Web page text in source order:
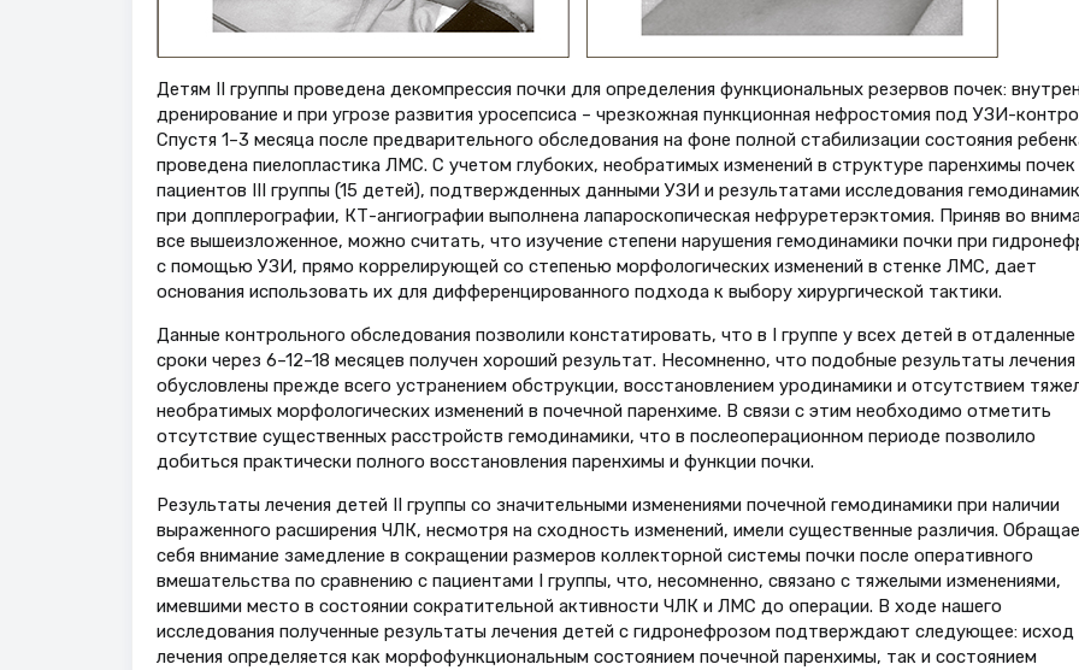
Детям II группы проведена декомпрессия почки для определения функциональных резервов почек:
дренирование и при угрозе развития уросепсиса – чрезкожная пункционная нефростомия под УЗИ-
Спустя 1–3 месяца после предварительного обследования на фоне полной стабилизации состояния
проведена пиелопластика ЛМС. С учетом глубоких, необратимых изменений в структуре паренхимы почек
пациентов III группы (15 детей), подтвержденных данными УЗИ и результатами исследования
при допплерографии, КТ-ангиографии выполнена лапароскопическая нефруретерэктомия. Приняв во
все вышеизложенное, можно считать, что изучение степени нарушения гемодинамики почки при
с помощью УЗИ, прямо коррелирующей со степенью морфологических изменений в стенке ЛМС, дает
основания использовать их для дифференцированного подхода к выбору хирургической тактики.
Данные контрольного обследования позволили констатировать, что в I группе у всех детей в отдаленные
сроки через 6–12–18 месяцев получен хороший результат. Несомненно, что подобные результаты лечения
обусловлены прежде всего устранением обструкции, восстановлением уродинамики и отсутствием
необратимых морфологических изменений в почечной паренхиме. В связи с этим необходимо отметить
отсутствие существенных расстройств гемодинамики, что в послеоперационном периоде позволило
добиться практически полного восстановления паренхимы и функции почки.
Результаты лечения детей II группы со значительными изменениями почечной гемодинамики при наличии
выраженного расширения ЧЛК, несмотря на сходность изменений, имели существенные различия.
себя внимание замедление в сокращении размеров коллекторной системы почки после оперативного
вмешательства по сравнению с пациентами I группы, что, несомненно, связано с тяжелыми изменениями,
имевшими место в состоянии сократительной активности ЧЛК и ЛМС до операции. В ходе нашего
исследования полученные результаты лечения детей с гидронефрозом подтверждают следующее: исход
лечения определяется как морфофункциональным состоянием почечной паренхимы, так и состоянием